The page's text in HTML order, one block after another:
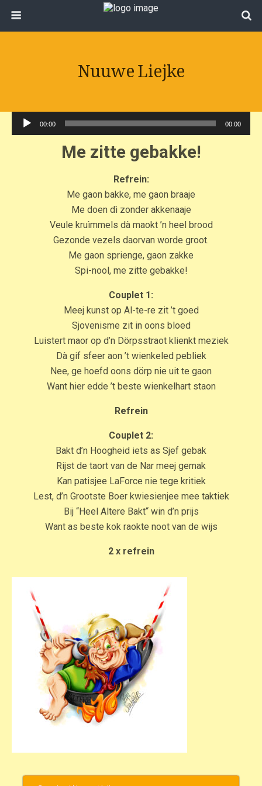
Nuuwe Liejke
Audiospeler
00:00 00:00
Me zitte gebakke!
Refrein:
Me gaon bakke, me gaon braaje
Me doen dì zonder akkenaaje
Veule kruìmmels dà maokt ’n heel brood
Gezonde vezels daorvan worde groot.
Me gaon sprienge, gaon zakke
Spi-nool, me zitte gebakke!
Couplet 1:
Meej kunst op Al-te-re zit ’t goed
Sjovenisme zit in oons bloed
Luistert maor op d’n Dörpsstraot klienkt meziek
Dà gif sfeer aon ’t wienkeled pebliek
Nee, ge hoefd oons dörp nie uit te gaon
Want hier edde ’t beste wienkelhart staon
Refrein
Couplet 2:
Bakt d’n Hoogheid iets as Sjef gebak
Rijst de taort van de Nar meej gemak
Kan patisjee LaForce nie tege kritiek
Lest, d’n Grootste Boer kwiesienjee mee taktiek
Bij “Heel Altere Bakt“ win d’n prijs
Want as beste kok raokte noot van de wijs
2 x refrein